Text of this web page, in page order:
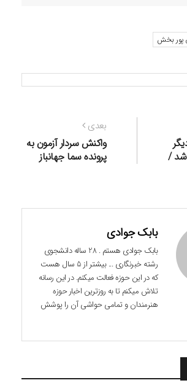
پور بخش
شد /
بعدی
بعدی:
واکنش سردار آزمون به
پرونده سما جهانباز
بابک جوادی
بابک جوادی هستم . 28 ساله دانشجوی
رشته خبرنگاری ... بیشتر از 5 سال هست
که در این حوزه فعالت میکنم. در این رسانه
تلاش میکنم تا به روزترین اخبار حوزه
هنرمندان و تمامی حواشی آن را پوشش